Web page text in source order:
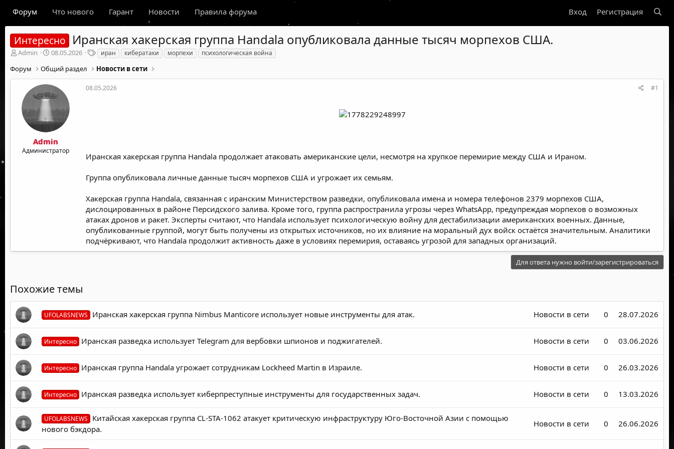
Форум Что нового Гарант Новости Правила форума Вход Регистрация
Интересно Иранская хакерская группа Handala опубликовала данные тысяч морпехов США.
А
т
о
м
Admin
Д
т
а
н
а
а
л
а
08.05.2026
Т
е
г
и
иран кибератаки морпехи психологическая война
Форум Общий раздел Новости в сети
Admin
Администратор
08.05.2026 #1
Иранская хакерская группа Handala продолжает атаковать американские цели, несмотря на хрупкое перемирие между США и Ираном.
Группа опубликовала личные данные тысяч морпехов США и угрожает их семьям.
Хакерская группа Handala, связанная с иранским Министерством разведки, опубликовала имена и номера телефонов 2379 морпехов США,
дислоцированных в районе Персидского залива. Кроме того, группа распространила угрозы через WhatsApp, предупреждая морпехов о возможных
атаках дронов и ракет. Эксперты считают, что Handala использует психологическую войну для дестабилизации американских военных. Данные,
опубликованные группой, могут быть получены из открытых источников, но их влияние на моральный дух войск остаётся значительным. Аналитики
подчёркивают, что Handala продолжит активность даже в условиях перемирия, оставаясь угрозой для западных организаций.
Для ответа нужно войти/зарегистрироваться
Похожие темы
UFOLABSNEWS Иранская хакерская группа Nimbus Manticore использует новые инструменты для атак. Новости в сети 0 28.07.2026
Интересно Иранская разведка использует Telegram для вербовки шпионов и поджигателей. Новости в сети 0 03.06.2026
Интересно Иранская группа Handala угрожает сотрудникам Lockheed Martin в Израиле. Новости в сети 0 26.03.2026
Интересно Иранская разведка использует киберпреступные инструменты для государственных задач. Новости в сети 0 13.03.2026
UFOLABSNEWS
Китайская хакерская группа CL-STA-1062 атакует критическую инфраструктуру Юго-Восточной Азии с помощью
нового бэкдора.
Новости в сети 0 26.06.2026